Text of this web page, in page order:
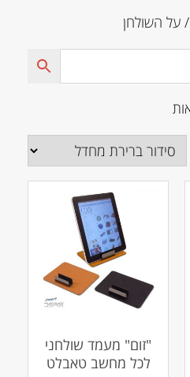
/ על השולחן
"זום" מעמד שולחני
לכל מחשב טאבלט